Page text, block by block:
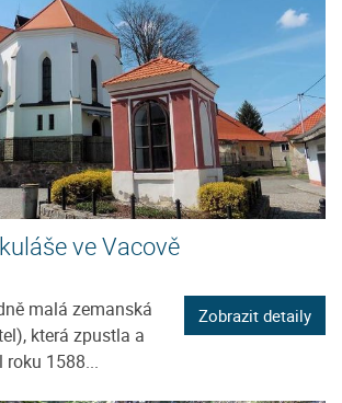
ve Vacově
malá zemanská
která zpustla a
roku 1588...
Zobrazit detaily